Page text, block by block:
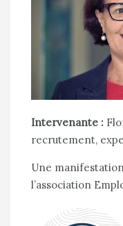
Intervenante :
recrutement,
Une
l’association